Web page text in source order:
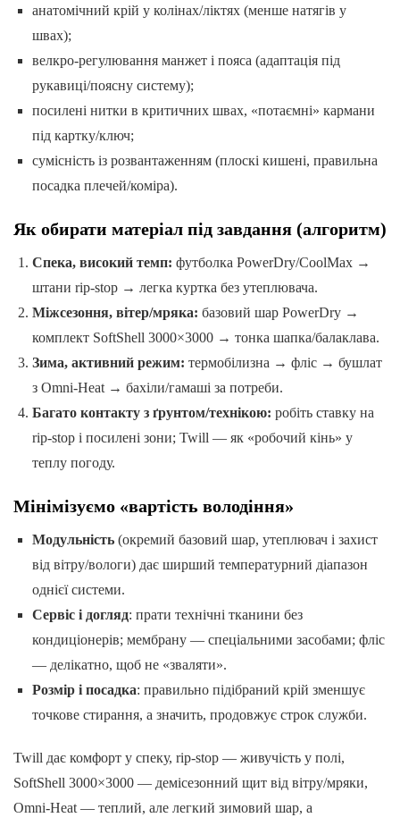
анатомічний крій у колінах/ліктях (менше натягів у
швах);
велкро-регулювання манжет і пояса (адаптація під
рукавиці/поясну систему);
посилені нитки в критичних швах, «потаємні» кармани
під картку/ключ;
сумісність із розвантаженням (плоскі кишені, правильна
посадка плечей/коміра).
Як обирати матеріал під завдання (алгоритм)
Спека, високий темп: футболка PowerDry/CoolMax →
штани rip-stop → легка куртка без утеплювача.
Міжсезоння, вітер/мряка: базовий шар PowerDry →
комплект SoftShell 3000×3000 → тонка шапка/балаклава.
Зима, активний режим: термобілизна → фліс → бушлат
з Omni-Heat → бахіли/гамаші за потреби.
Багато контакту з ґрунтом/технікою: робіть ставку на
rip-stop і посилені зони; Twill — як «робочий кінь» у
теплу погоду.
Мінімізуємо «вартість володіння»
Модульність(окремий базовий шар, утеплювач і захист
від вітру/вологи) дає ширший температурний діапазон
однієї системи.
Сервіс і догляд: прати технічні тканини без
кондиціонерів; мембрану — спеціальними засобами; фліс
— делікатно, щоб не «зваляти».
Розмір і посадка: правильно підібраний крій зменшує
точкове стирання, а значить, продовжує строк служби.
Twill дає комфорт у спеку, rip-stop — живучість у полі,
SoftShell 3000×3000 — демісезонний щит від вітру/мряки,
Omni-Heat — теплий, але легкий зимовий шар, а